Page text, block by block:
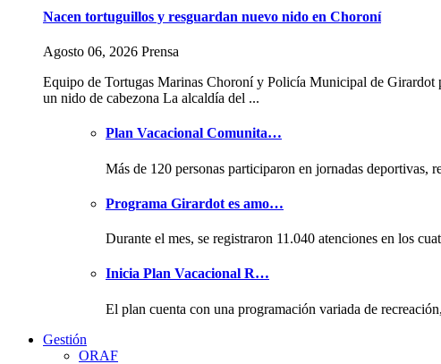
Nacen tortuguillos y resguardan nuevo nido en Choroní
Agosto 06, 2026 Prensa
Equipo de Tortugas Marinas Choroní y Policía Municipal de Girardot
un nido de cabezona La alcaldía del ...
Plan Vacacional Comunita…
Más de 120 personas participaron en jornadas deportivas,
Programa Girardot es amo…
Durante el mes, se registraron 11.040 atenciones en los
Inicia Plan Vacacional R…
El plan cuenta con una programación variada de
Gestión
ORAF